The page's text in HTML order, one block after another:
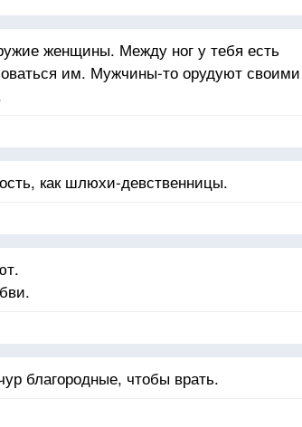
женщины. Между ног у тебя есть
им. Мужчины-то орудуют своими
как шлюхи-девственницы.
благородные, чтобы врать.